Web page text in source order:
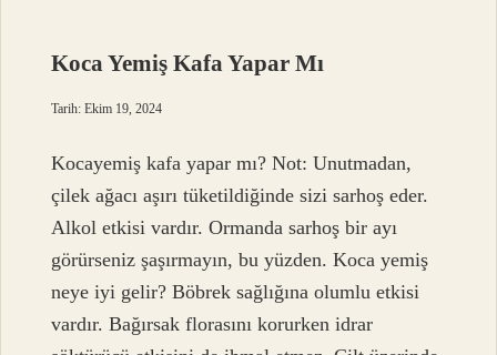
Koca Yemiş Kafa Yapar Mı
Tarih: Ekim 19, 2024
Kocayemiş kafa yapar mı? Not: Unutmadan,
çilek ağacı aşırı tüketildiğinde sizi sarhoş eder.
Alkol etkisi vardır. Ormanda sarhoş bir ayı
görürseniz şaşırmayın, bu yüzden. Koca yemiş
neye iyi gelir? Böbrek sağlığına olumlu etkisi
vardır. Bağırsak florasını korurken idrar